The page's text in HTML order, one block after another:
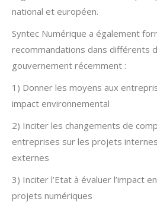
national et européen.
Syntec Numérique a également
recommandations dans différents
gouvernement récemment :
1) Donner les moyens aux
impact environnemental
2) Inciter les changements de
entreprises sur les projets
externes
3) Inciter l’Etat à évaluer l’impact
projets numériques